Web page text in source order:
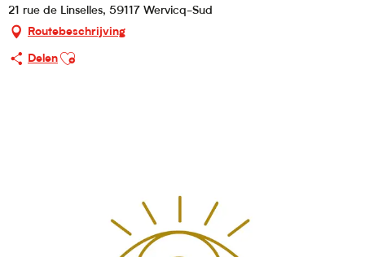
21 rue de Linselles, 59117 Wervicq-Sud
Routebeschrijving
Delen
Ajouter aux favoris